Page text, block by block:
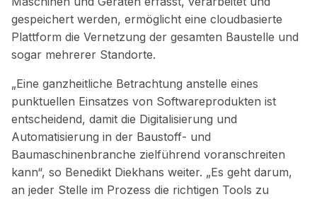
gespeichert werden, ermöglicht eine cloudbasierte
Plattform die Vernetzung der gesamten Baustelle und
sogar mehrerer Standorte.
„Eine ganzheitliche Betrachtung anstelle eines
punktuellen Einsatzes von Softwareprodukten ist
entscheidend, damit die Digitalisierung und
Automatisierung in der Baustoff- und
Baumaschinenbranche zielführend voranschreiten
kann“, so Benedikt Diekhans weiter. „Es geht darum,
an jeder Stelle im Prozess die richtigen Tools zu